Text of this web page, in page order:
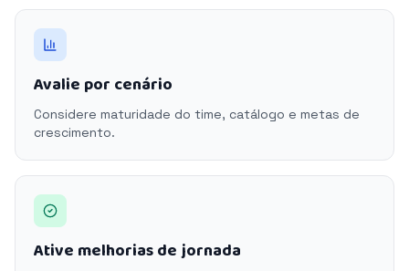
Avalie por cenário
Considere maturidade do time, catálogo e metas de
crescimento.
Ative melhorias de jornada